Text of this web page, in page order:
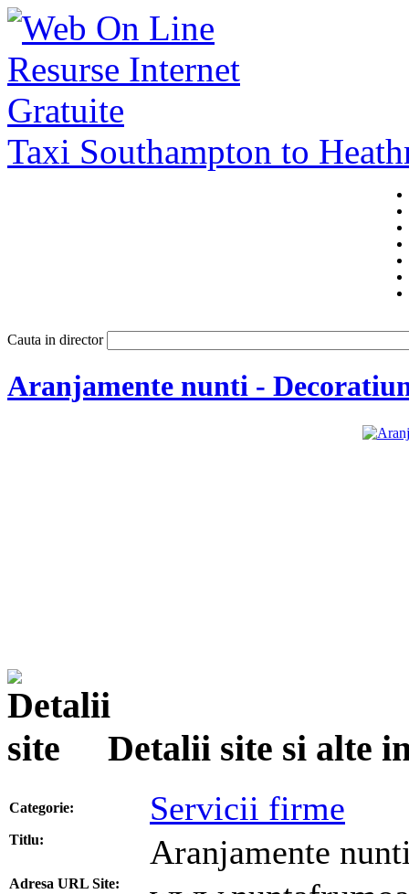
Taxi Southampton to
Cauta in director
Aranjamente nunti -
Detalii site si alte
Categorie: Servicii firme
Titlu: Aranjamente
Adresa URL Site: